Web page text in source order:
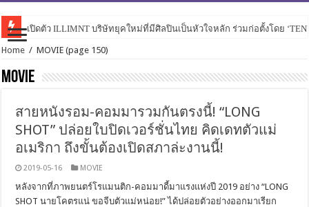
เปิดตัว ILLIMNT บริษัทยุคใหม่ที่มีศิลปินเป็นหัวใจหลัก ร่วมก่อตั้งโดย
Home / MOVIE (page 150)
MOVIE
สายหนังรอม-คอมมารวมกันตรงนี้! “LONG
SHOT” ปล่อยใบปิดเวอร์ชั่นไทย คิดเดทตัวแม่
อเมริกา ถึงขั้นต้องเปิดสภาล่ะงานนี้!
2019-05-16 MOVIE
หลังจากที่ภาพยนตร์โรแมนติก-คอมมาดี้มาแรงแห่งปี 2019 อย่าง “LONG
SHOT นายโคตรแน่ ขอจีบตัวแม่หน่อย!” ได้ปล่อยตัวอย่างออกมาเรียก